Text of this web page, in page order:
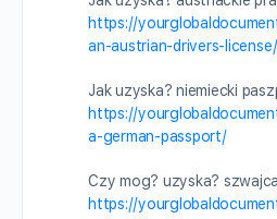
https://
an-austrian-drivers-license/
Jak uzyska? niemiecki
https://
a-german-passport/
Czy mog? uzyska?
https://